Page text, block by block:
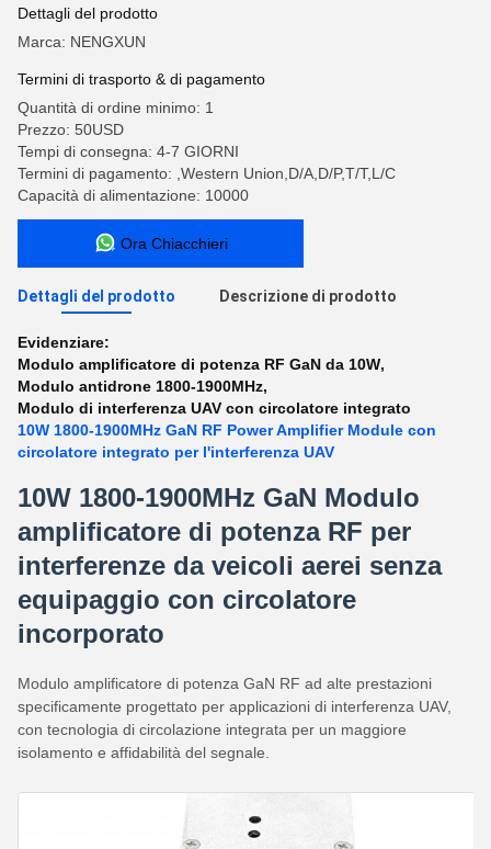
Dettagli del prodotto
Marca: NENGXUN
Termini di trasporto & di pagamento
Quantità di ordine minimo: 1
Prezzo: 50USD
Tempi di consegna: 4-7 GIORNI
Termini di pagamento: ,Western Union,D/A,D/P,T/T,L/C
Capacità di alimentazione: 10000
Ora Chiacchieri
Dettagli del prodotto Descrizione di prodotto
Evidenziare:
Modulo amplificatore di potenza RF GaN da 10W,
Modulo antidrone 1800-1900MHz,
Modulo di interferenza UAV con circolatore integrato
10W 1800-1900MHz GaN RF Power Amplifier Module con
circolatore integrato per l'interferenza UAV
10W 1800-1900MHz GaN Modulo
amplificatore di potenza RF per
interferenze da veicoli aerei senza
equipaggio con circolatore
incorporato
Modulo amplificatore di potenza GaN RF ad alte prestazioni
specificamente progettato per applicazioni di interferenza UAV,
con tecnologia di circolazione integrata per un maggiore
isolamento e affidabilità del segnale.